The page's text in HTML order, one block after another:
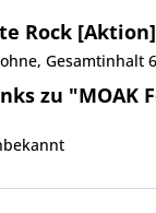
Rock
Gesamtinhalt
zu "MOAK